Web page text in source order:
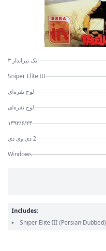
تک تیرانداز ۳
Sniper Elite III
لوح نقره‌ای
لوح نقره‌ای
۱۳۹۳/۶/۲۳
2 دی وی دی
Windows
Includes:
Sniper Elite III(Persian Dubbed)